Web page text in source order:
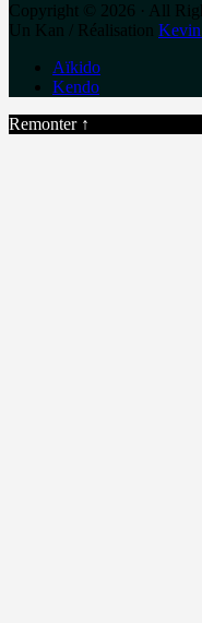
Copyright © 2026 · All
Un Kan / Réalisation
Aïkido
Kendo
Remonter ↑